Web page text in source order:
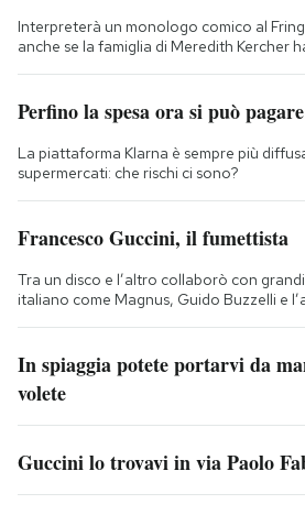
Interpreterà un monologo comico al
anche se la famiglia di Meredith Kercher
Perfino la spesa ora si può
La piattaforma Klarna è sempre più
supermercati: che rischi ci sono?
Francesco Guccini, il fumettista
Tra un disco e l’altro collaborò con
italiano come Magnus, Guido Buzzelli e
In spiaggia potete portarvi da
volete
Guccini lo trovavi in via Paolo